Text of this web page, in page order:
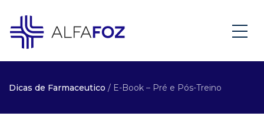
Dicas de Farmaceutico / E-Book – Pré e Pós-Treino